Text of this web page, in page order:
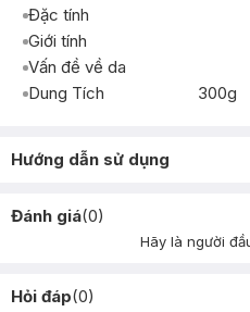
Đặc tính
Giới tính
Vấn đề về da
Dung Tích
300g
Hướng dẫn sử dụng
Đánh giá(0)
Hãy là người
Hỏi đáp(0)